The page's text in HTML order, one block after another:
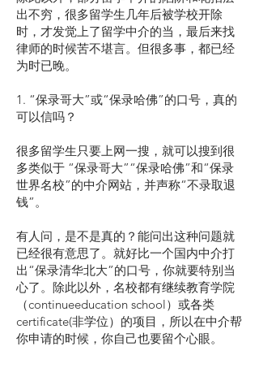
出不穷，很多留学生几年后被学校开除
时，才发觉上了留学中介的当，最后来找
律师的时候苦不堪言。但很多事，都已经
为时已晚。
1. “保录哥大”或“保录哈佛”的口号，真的
可以信吗？
很多留学生只要上网一搜，就可以搜到很
多类似于 “保录哥大”“保录哈佛”和“保录
世界名校”的中介网站，并声称“不录取退
钱”。
有人问，是不是真的？能问出这种问题就
已经很有意思了。就好比一个国内中介打
出“保录清华北大”的口号，你就要特别当
心了。除此以外，名校都有继续教育学院
（continueeducation school）或各类
certificate(非学位）的项目，所以在中介帮
你申请的时候，你自己也要留个心眼。